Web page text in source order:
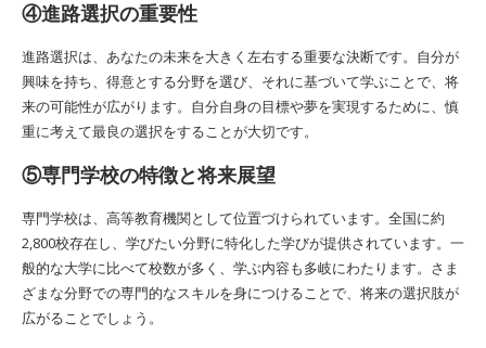
④進路選択の重要性
進路選択は、あなたの未来を大きく左右する重要な決断です。自分が
興味を持ち、得意とする分野を選び、それに基づいて学ぶことで、将
来の可能性が広がります。自分自身の目標や夢を実現するために、慎
重に考えて最良の選択をすることが大切です。
⑤専門学校の特徴と将来展望
専門学校は、高等教育機関として位置づけられています。全国に約
2,800校存在し、学びたい分野に特化した学びが提供されています。一
般的な大学に比べて校数が多く、学ぶ内容も多岐にわたります。さま
ざまな分野での専門的なスキルを身につけることで、将来の選択肢が
広がることでしょう。